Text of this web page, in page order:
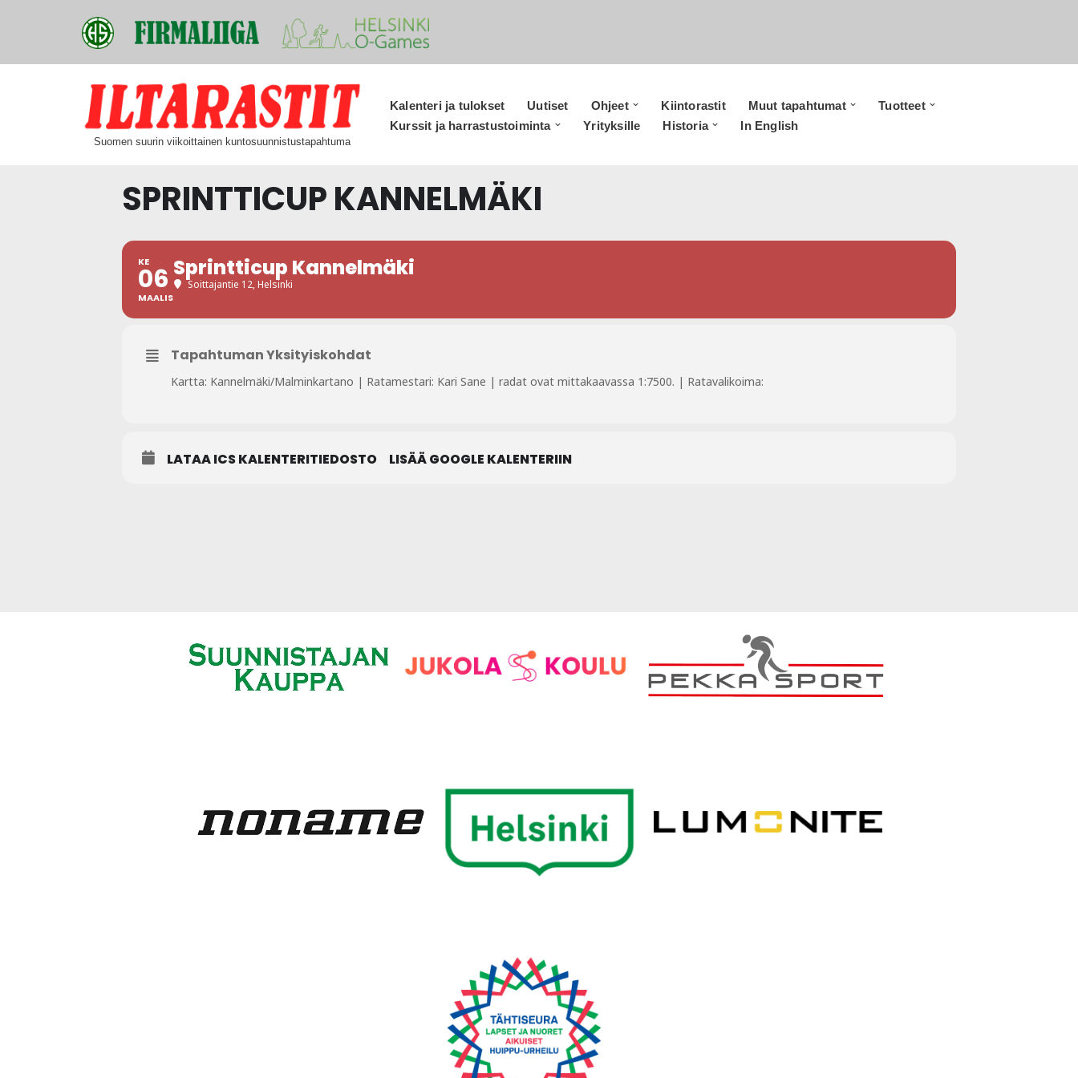
Suomen suurin viikoittainen kuntosuunnistustapahtuma
Kalenteri ja tulokset Uutiset Ohjeet Kiintorastit Muut tapahtumat
Tuotteet
Kurssit ja harrastustoiminta
Yrityksille Historia In English
SPRINTTICUP KANNELMÄKI
KE
06
MAALIS
Sprintticup Kannelmäki
Soittajantie 12, Helsinki
Tapahtuman Yksityiskohdat
Kartta: Kannelmäki/Malminkartano | Ratamestari: Kari Sane | radat ovat mittakaavassa 1:7500. | Ratavalikoima:
LATAA ICS KALENTERITIEDOSTO LISÄÄ GOOGLE KALENTERIIN